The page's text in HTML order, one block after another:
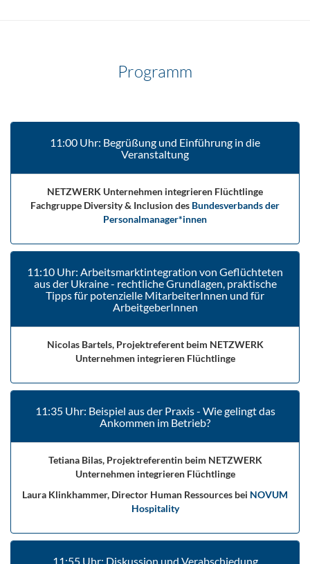
Programm
11:00 Uhr: Begrüßung und Einführung in die
Veranstaltung
NETZWERK Unternehmen integrieren Flüchtlinge
Fachgruppe Diversity & Inclusion des Bundesverbands der
Personalmanager*innen
11:10 Uhr: Arbeitsmarktintegration von Geflüchteten
aus der Ukraine - rechtliche Grundlagen, praktische
Tipps für potenzielle MitarbeiterInnen und für
ArbeitgeberInnen
Nicolas Bartels, Projektreferent beim NETZWERK
Unternehmen integrieren Flüchtlinge
11:35 Uhr: Beispiel aus der Praxis - Wie gelingt das
Ankommen im Betrieb?
Tetiana Bilas, Projektreferentin beim NETZWERK
Unternehmen integrieren Flüchtlinge
Laura Klinkhammer, Director Human Ressources bei NOVUM
Hospitality
11:55 Uhr: Diskussion und Verabschiedung